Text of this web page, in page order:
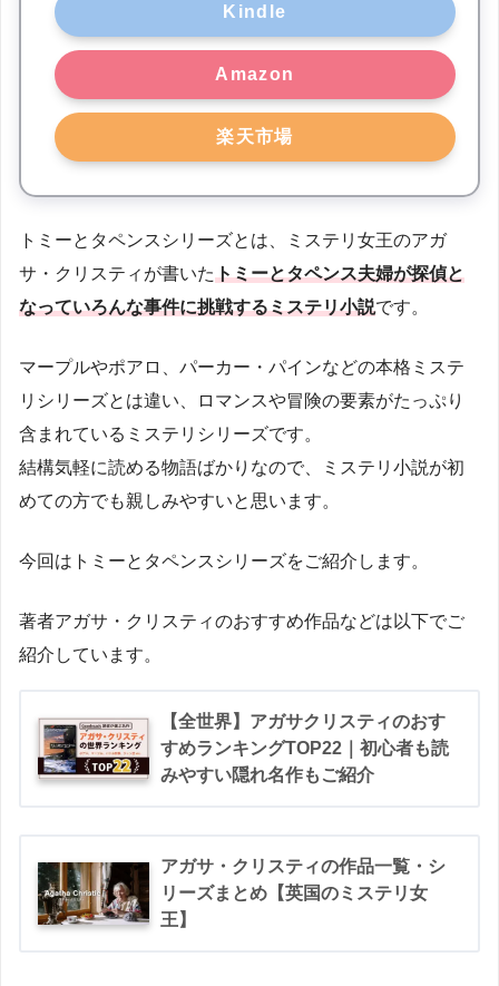
Kindle
Amazon
楽天市場
トミーとタペンスシリーズとは、ミステリ女王のアガ
サ・クリスティが書いたトミーとタペンス夫婦が探偵と
なっていろんな事件に挑戦するミステリ小説です。
マープルやポアロ、パーカー・パインなどの本格ミステ
リシリーズとは違い、ロマンスや冒険の要素がたっぷり
含まれているミステリシリーズです。
結構気軽に読める物語ばかりなので、ミステリ小説が初
めての方でも親しみやすいと思います。
今回はトミーとタペンスシリーズをご紹介します。
著者アガサ・クリスティのおすすめ作品などは以下でご
紹介しています。
【全世界】アガサクリスティのおす
すめランキングTOP22｜初心者も読
みやすい隠れ名作もご紹介
アガサ・クリスティの作品一覧・シ
リーズまとめ【英国のミステリ女
王】